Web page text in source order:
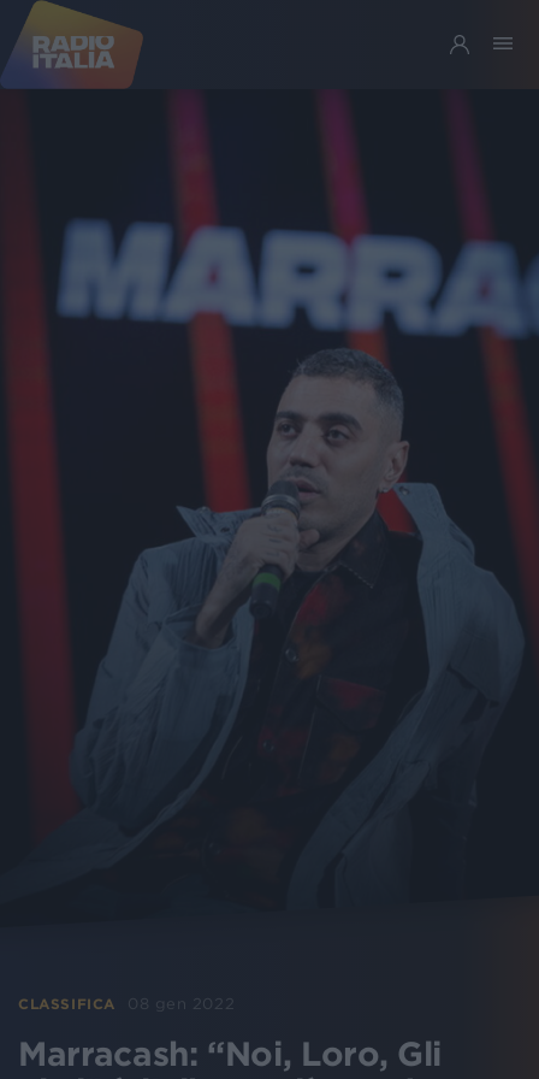
CLASSIFICA 08 gen 2022
Marracash: “Noi, Loro, Gli